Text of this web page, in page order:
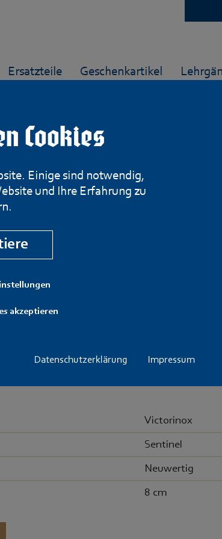
Cookies
Einige sind notwendig,
und Ihre Erfahrung zu
akzeptieren
Datenschutzerklärung Impressum
Ersatzteile Geschenkartikel
unter den Taschenmessern ist definitiv das
Hier in der Ausführung Sentinel mit 4
Victorinox
Sentinel
Neuwertig
8 cm